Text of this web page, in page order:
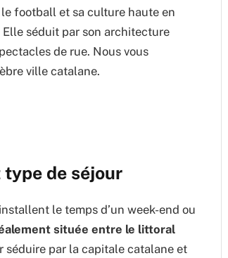
football et sa culture haute en
séduit par son architecture
de rue. Nous vous
ville catalane.
de séjour
le temps d’un week-end ou
située entre le littoral
séduire par la capitale catalane et